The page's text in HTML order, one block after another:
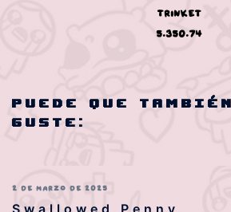
Trinket
5.350.74
Puede que
guste:
2 DE MARZO DE 2025
Swallowed Penny